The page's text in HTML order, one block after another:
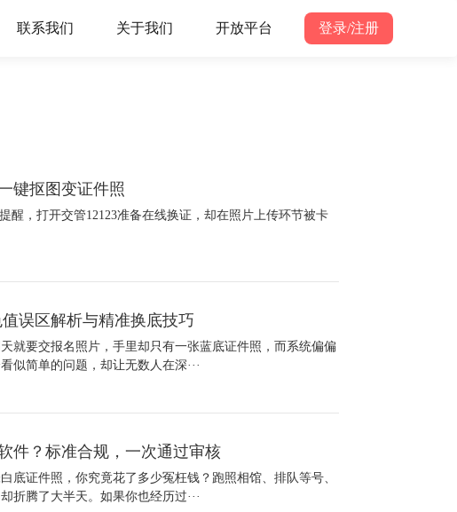
联系我们 关于我们 开放平台 登录/注册
键抠图变证件照
醒，打开交管12123准备在线换证，却在照片上传环节被卡
误区解析与精准换底技巧
要交报名照片，手里却只有一张蓝底证件照，而系统偏偏
似简单的问题，却让无数人在深···
件？标准合规，一次通过审核
底证件照，你究竟花了多少冤枉钱？跑照相馆、排队等号、
腾了大半天。如果你也经历过···